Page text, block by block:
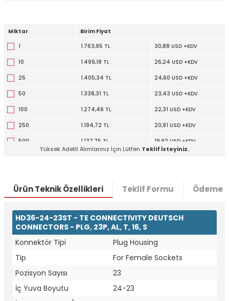
Miktar
Birim Fiyat
1
1.763,95 TL 30,88 USD +KDV
10 1.499,18 TL 26,24 USD +KDV
25 1.405,34 TL 24,60 USD +KDV
50 1.338,31 TL 23,43 USD +KDV
100 1.274,46 TL 22,31 USD +KDV
250 1.194,72 TL 20,91 USD +KDV
500 1.137,75 TL 19,92 USD +KDV
Yüksek Adetli Alımlarınız İçin Lütfen Teklif İsteyiniz.
Ürün Teknik Özellikleri Teklif Formu Ödeme
HD36-24-23ST - TE CONNECTIVITY DEUTSCH
CONNECTORS - PLG, 23P, AL, T, 16, S
Konnektör Tipi
Plug Housing
Tip
For Female Sockets
Pozisyon Sayısı
23
İç Yuva Boyutu
24-23